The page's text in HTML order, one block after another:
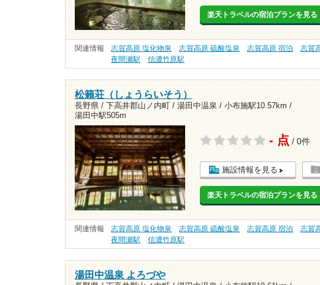
楽天トラベルの宿泊プランを見る
関連情報 志賀高原 塩化物泉 志賀高原 硫酸塩泉 志賀高原 宿泊 志賀
夜間瀬駅
信濃竹原駅
松籟荘（しょうらいそう）
長野県 / 下高井郡山ノ内町 / 湯田中温泉 / 小布施駅10.57km /
湯田中駅505m
- 点 / 0件
施設情報を見る
楽天トラベルの宿泊プランを見る
関連情報 志賀高原 塩化物泉 志賀高原 硫酸塩泉 志賀高原 宿泊 志賀
夜間瀬駅
信濃竹原駅
湯田中温泉 よろづや